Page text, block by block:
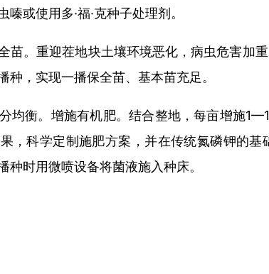
或使用多·福·克种子处理剂。
苗。重迎茬地块土壤环境恶化，病虫危害
种，实现一播保全苗、基本苗充足。
均衡。增施有机肥。结合整地，每亩增施
，科学定制施肥方案，并在传统氮磷钾的
种时用微喷设备将菌液施入种床。